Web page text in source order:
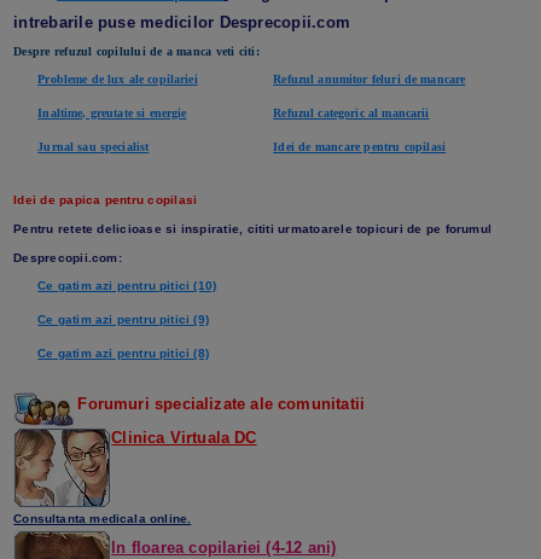
intrebarile puse medicilor Desprecopii.com
Despre refuzul copilului de a manca veti citi:
Probleme de lux ale copilariei
Inaltime, greutate si energie
Jurnal sau specialist
Refuzul anumitor feluri de mancare
Refuzul categoric al mancarii
Idei de mancare pentru copilasi
Idei de papica pentru copilasi
Pentru retete delicioase si inspiratie, cititi urmatoarele topicuri de pe forumul
Desprecopii.com:
Ce gatim azi pentru pitici (10)
Ce gatim azi pentru pitici (9)
Ce gatim azi pentru pitici (8)
Forumuri specializate ale comunitatii
Clinica Virtuala DC
Consultanta medicala online.
In floarea copilariei (4-12 ani)